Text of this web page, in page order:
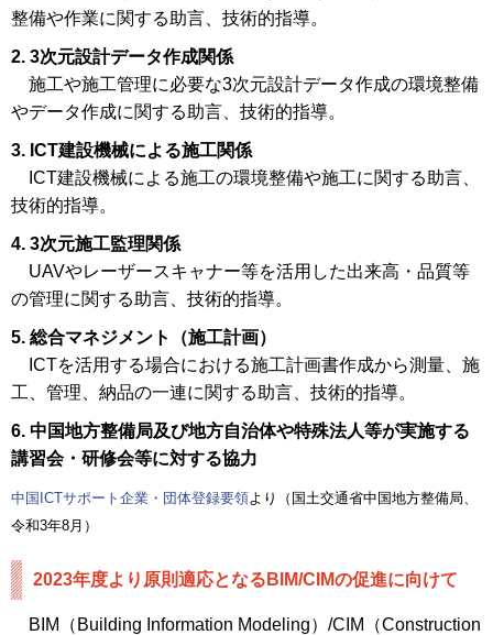
整備や作業に関する助言、技術的指導。
2. 3次元設計データ作成関係
施工や施工管理に必要な3次元設計データ作成の環境整備
やデータ作成に関する助言、技術的指導。
3. ICT建設機械による施工関係
ICT建設機械による施工の環境整備や施工に関する助言、
技術的指導。
4. 3次元施工監理関係
UAVやレーザースキャナー等を活用した出来高・品質等
の管理に関する助言、技術的指導。
5. 総合マネジメント（施工計画）
ICTを活用する場合における施工計画書作成から測量、施
工、管理、納品の一連に関する助言、技術的指導。
6. 中国地方整備局及び地方自治体や特殊法人等が実施する
講習会・研修会等に対する協力
中国ICTサポート企業・団体登録要領より（国土交通省中国地方整備局、
令和3年8月）
2023年度より原則適応となるBIM/CIMの促進に向けて
BIM（Building Information Modeling）/CIM（Construction